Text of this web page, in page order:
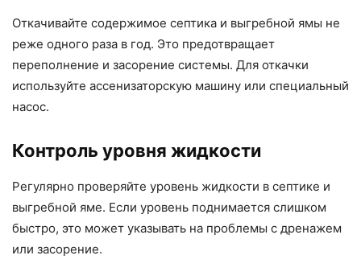
Откачивайте содержимое септика и выгребной ямы не
реже одного раза в год. Это предотвращает
переполнение и засорение системы. Для откачки
используйте ассенизаторскую машину или специальный
насос.
Контроль уровня жидкости
Регулярно проверяйте уровень жидкости в септике и
выгребной яме. Если уровень поднимается слишком
быстро, это может указывать на проблемы с дренажем
или засорение.